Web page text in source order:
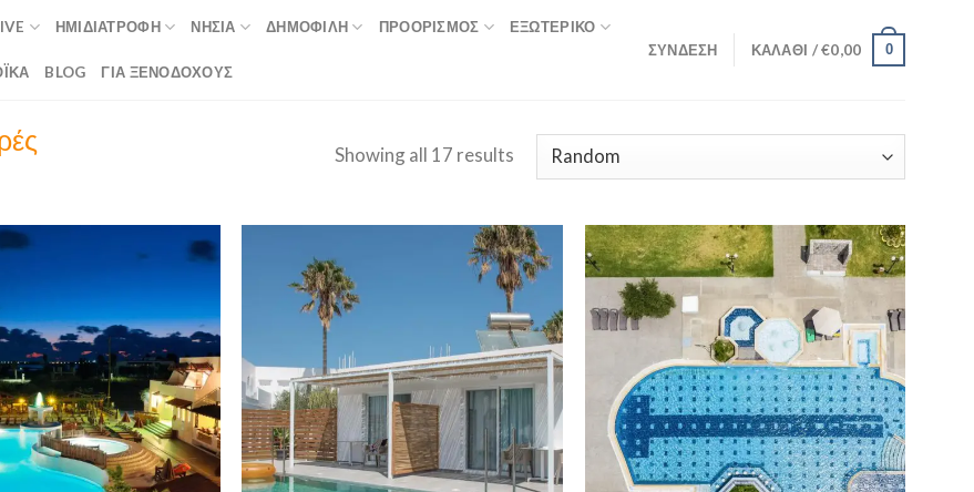
ΗΜΙΔΙΑΤΡΟΦΉ ΝΗΣΙΆ ΔΗΜΟΦΙΛΉ ΠΡΟΟΡΙΣΜΟΣ ΕΞΩΤΕΡΙΚΌ
BLOG ΓΙΑ ΞΕΝΟΔΟΧΟΥΣ
ΣΎΝΔΕΣΗ ΚΑΛΆΘΙ /€0,00 0
Showing all 17 results